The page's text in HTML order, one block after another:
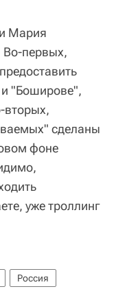
Мария
Во-первых,
"Боширове",
вторых,
сделаны
фоне
уже троллинг
Россия